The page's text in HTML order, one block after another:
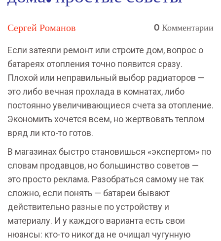
Сергей Романов 0 Комментарии
Если затеяли ремонт или строите дом, вопрос о
батареях отопления точно появится сразу.
Плохой или неправильный выбор радиаторов —
это либо вечная прохлада в комнатах, либо
постоянно увеличивающиеся счета за отопление.
Экономить хочется всем, но жертвовать теплом
вряд ли кто-то готов.
В магазинах быстро становишься «экспертом» по
словам продавцов, но большинство советов —
это просто реклама. Разобраться самому не так
сложно, если понять — батареи бывают
действительно разные по устройству и
материалу. И у каждого варианта есть свои
нюансы: кто-то никогда не очищал чугунную